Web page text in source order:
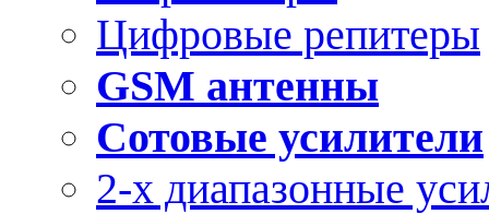
Цифровые репитеры
GSM антенны
Сотовые усилители
2-х диапазонные